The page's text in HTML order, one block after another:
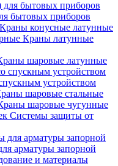
бытовых приборов
Краны конусные латунные
Краны латунные
шаровые латунные
устройством
шаровые стальные
шаровые чугунные
Системы защиты от
арматуры запорной
и материалы